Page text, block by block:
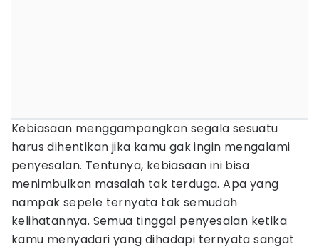
Kebiasaan menggampangkan segala sesuatu
harus dihentikan jika kamu gak ingin mengalami
penyesalan. Tentunya, kebiasaan ini bisa
menimbulkan masalah tak terduga. Apa yang
nampak sepele ternyata tak semudah
kelihatannya. Semua tinggal penyesalan ketika
kamu menyadari yang dihadapi ternyata sangat